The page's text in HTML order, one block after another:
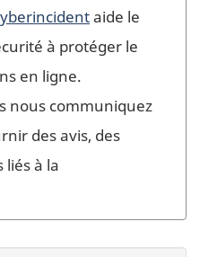
aide le
à protéger le
en ligne.
nous communiquez
des avis, des
liés à la